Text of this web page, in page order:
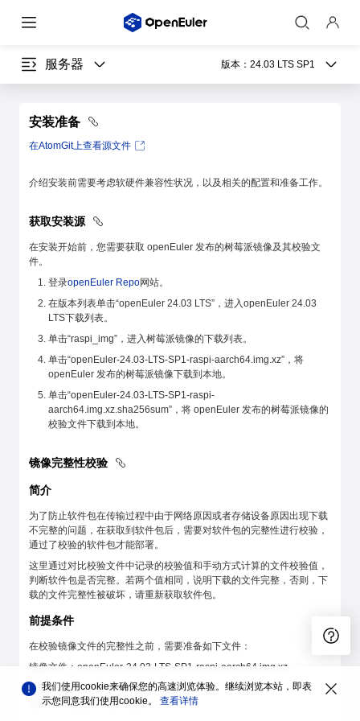
服务器 版本： 24.03 LTS SP1
安装准备
在AtomGit上查看源文件
介绍安装前需要考虑软硬件兼容性状况，以及相关的配置和准备工作。
获取安装源
在安装开始前，您需要获取 openEuler 发布的树莓派镜像及其校验文
件。
登录openEuler Repo网站。
在版本列表单击“openEuler 24.03 LTS”，进入openEuler 24.03
LTS下载列表。
单击“raspi_img”，进入树莓派镜像的下载列表。
单击“openEuler-24.03-LTS-SP1-raspi-aarch64.img.xz”，将
openEuler 发布的树莓派镜像下载到本地。
单击“openEuler-24.03-LTS-SP1-raspi-
aarch64.img.xz.sha256sum”，将 openEuler 发布的树莓派镜像的
校验文件下载到本地。
镜像完整性校验
简介
为了防止软件包在传输过程中由于网络原因或者存储设备原因出现下载
不完整的问题，在获取到软件包后，需要对软件包的完整性进行校验，
通过了校验的软件包才能部署。
这里通过对比校验文件中记录的校验值和手动方式计算的文件校验值，
判断软件包是否完整。若两个值相同，说明下载的文件完整，否则，下
载的文件完整性被破坏，请重新获取软件包。
前提条件
在校验镜像文件的完整性之前，需要准备如下文件：
镜像文件：openEuler-24.03-LTS-SP1-raspi-aarch64.img.xz
校验文件：openEuler-24.03-LTS-SP1-raspi-
aarch64.img.xz.sha256sum
我们使用cookie来确保您的高速浏览体验。继续浏览本站，即表
示您同意我们使用cookie。 查看详情